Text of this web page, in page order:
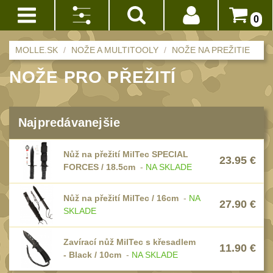
0
Prihlásenie
Doprava
platba
Obchodné
podmienky
Vrátenie
do
14
dní
Akce!
BATOHY(228)
Méně než 10 L
10 - 20 L
20 - 30 L101
Nad 30 L74
Batohy přes
rameno
Turistické a
expediční
Výrobca:
MilTec
(4)
K25
/
RUI
Zrušiť
vybrané
parametre
MOLLE.SK NOŽE A MULTITOOLY NOŽE NA PREŽITIE
NOŽE PRO PŘEŽITÍ
Najpredávanejšie
Nůž na přežití MilTec SPECIAL
FORCES / 18.5cm - NA SKLADE
23.95 €
Nůž na přežití MilTec / 16cm - NA
SKLADE
27.90 €
Zavírací nůž MilTec s křesadlem
- Black / 10cm - NA SKLADE
11.90 €